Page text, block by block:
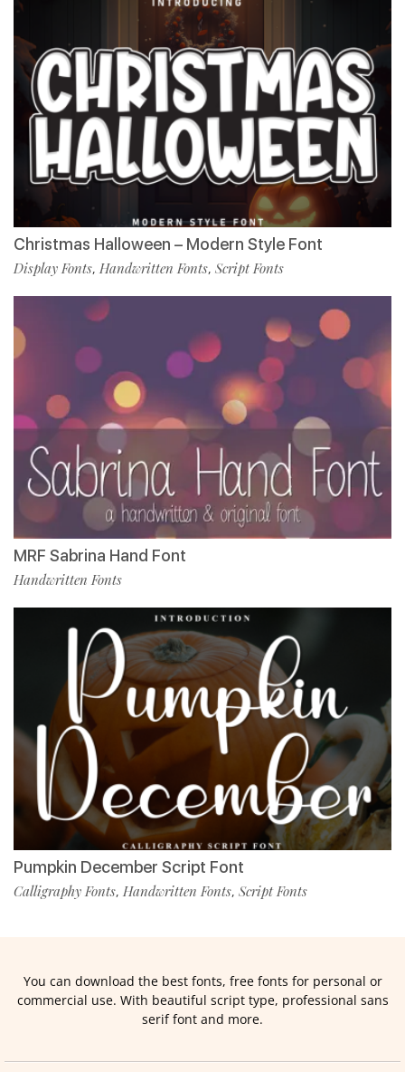
Christmas Halloween – Modern Style Font
Display Fonts, Handwritten Fonts, Script Fonts
MRF Sabrina Hand Font
Handwritten Fonts
Pumpkin December Script Font
Calligraphy Fonts, Handwritten Fonts, Script Fonts
You can download the best fonts, free fonts for personal or
commercial use. With beautiful script type, professional sans
serif font and more.